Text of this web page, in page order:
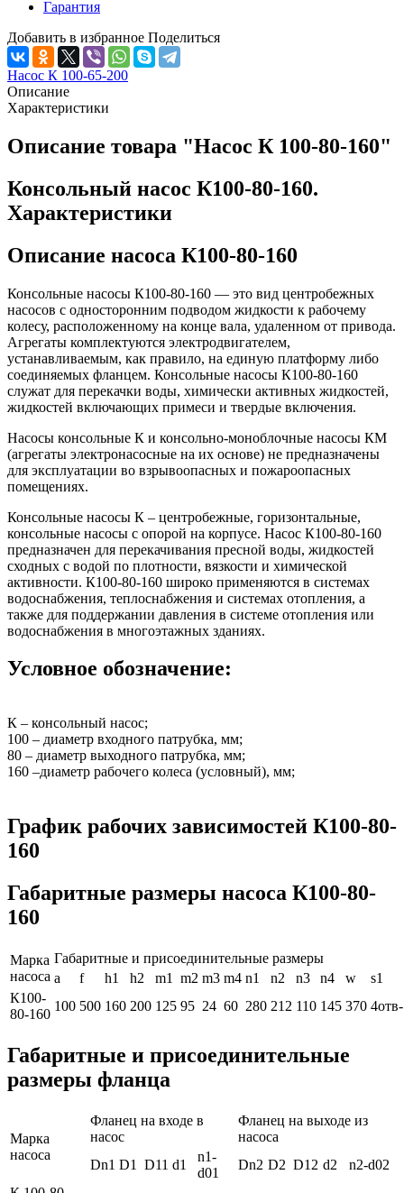
Гарантия
Добавить в избранное Поделиться
Насос К 100-65-200
Описание
Характеристики
Описание товара "Насос К 100-80-160"
Консольный насос К100-80-160.
Характеристики
Описание насоса К100-80-160
Консольные насосы К100-80-160 — это вид центробежных
насосов с односторонним подводом жидкости к рабочему
колесу, расположенному на конце вала, удаленном от привода.
Агрегаты комплектуются электродвигателем,
устанавливаемым, как правило, на единую платформу либо
соединяемых фланцем. Консольные насосы К100-80-160
служат для перекачки воды, химически активных жидкостей,
жидкостей включающих примеси и твердые включения.
Насосы консольные К и консольно-моноблочные насосы КМ
(агрегаты электронасосные на их основе) не предназначены
для эксплуатации во взрывоопасных и пожароопасных
помещениях.
Консольные насосы К – центробежные, горизонтальные,
консольные насосы с опорой на корпусе. Насос К100-80-160
предназначен для перекачивания пресной воды, жидкостей
сходных с водой по плотности, вязкости и химической
активности. К100-80-160 широко применяются в системах
водоснабжения, теплоснабжения и системах отопления, а
также для поддержании давления в системе отопления или
водоснабжения в многоэтажных зданиях.
Условное обозначение:
К – консольный насос;
100 – диаметр входного патрубка, мм;
80 – диаметр выходного патрубка, мм;
160 –диаметр рабочего колеса (условный), мм;
График рабочих зависимостей К100-80-
160
Габаритные размеры насоса К100-80-
160
Марка
насоса
Габаритные и присоединительные размеры
a
f h1 h2 m1 m2 m3 m4 n1 n2 n3 n4 w
s1
К100-
80-160
100 500 160 200 125 95 24 60 280 212 110 145 370
Габаритные и присоединительные
размеры фланца
Марка
насоса
Фланец на входе в
насос
Фланец на выходе из
насоса
Dn1 D1 D11 d1
n1-
d01
Dn2 D2 D12 d2
n2-d02